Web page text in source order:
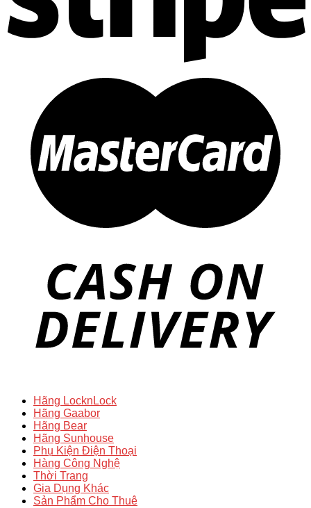
Hãng LocknLock
Hãng Gaabor
Hãng Bear
Hãng Sunhouse
Phụ Kiện Điện Thoại
Hàng Công Nghệ
Thời Trang
Gia Dụng Khác
Sản Phẩm Cho Thuê